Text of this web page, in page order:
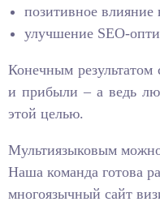
позитивное
улучшение SEO-
Конечным результатом
и прибыли – а ведь
этой целью.
Мультиязыковым
Наша команда готова
многоязычный сайт